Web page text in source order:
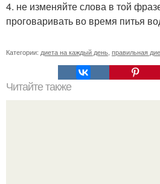
4. не изменяйте слова в той
проговаривать во время питья
Категории: диета на каждый день правильная
Читайте также